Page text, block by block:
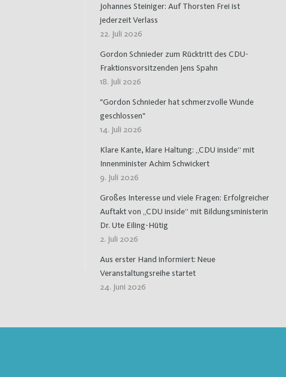
Johannes Steiniger: Auf Thorsten Frei ist
jederzeit Verlass
22. Juli 2026
Gordon Schnieder zum Rücktritt des CDU-
Fraktionsvorsitzenden Jens Spahn
18. Juli 2026
"Gordon Schnieder hat schmerzvolle Wunde
geschlossen"
14. Juli 2026
Klare Kante, klare Haltung: „CDU inside“ mit
Innenminister Achim Schwickert
9. Juli 2026
Großes Interesse und viele Fragen: Erfolgreicher
Auftakt von „CDU inside“ mit Bildungsministerin
Dr. Ute Eiling-Hütig
2. Juli 2026
Aus erster Hand informiert: Neue
Veranstaltungsreihe startet
24. Juni 2026